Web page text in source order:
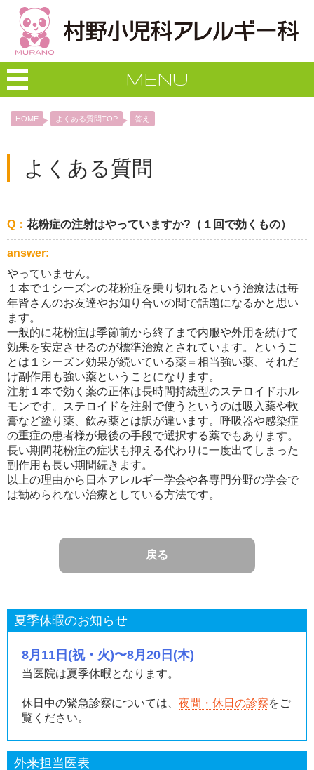
MENU
HOME よくある質問TOP 答え
よくある質問
Q： 花粉症の注射はやっていますか?（１回で効くもの）
answer:
やっていません。
１本で１シーズンの花粉症を乗り切れるという治療法は毎
年皆さんのお友達やお知り合いの間で話題になるかと思い
ます。
一般的に花粉症は季節前から終了まで内服や外用を続けて
効果を安定させるのが標準治療とされています。というこ
とは１シーズン効果が続いている薬＝相当強い薬、それだ
け副作用も強い薬ということになります。
注射１本で効く薬の正体は長時間持続型のステロイドホル
モンです。ステロイドを注射で使うというのは吸入薬や軟
膏など塗り薬、飲み薬とは訳が違います。呼吸器や感染症
の重症の患者様が最後の手段で選択する薬でもあります。
長い期間花粉症の症状も抑える代わりに一度出てしまった
副作用も長い期間続きます。
以上の理由から日本アレルギー学会や各専門分野の学会で
は勧められない治療としている方法です。
戻る
夏季休暇のお知らせ
8月11日(祝・火)〜8月20日(木)
当医院は夏季休暇となります。
休日中の緊急診察については、 夜間・休日の診察をご
覧ください。
外来担当医表